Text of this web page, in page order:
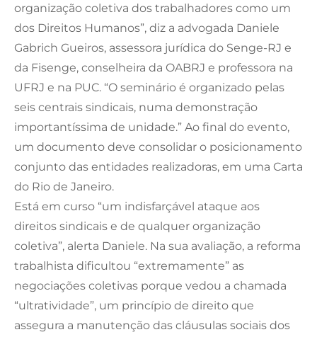
organização coletiva dos trabalhadores como um
dos Direitos Humanos”, diz a advogada Daniele
Gabrich Gueiros, assessora jurídica do Senge-RJ e
da Fisenge, conselheira da OABRJ e professora na
UFRJ e na PUC. “O seminário é organizado pelas
seis centrais sindicais, numa demonstração
importantíssima de unidade.” Ao final do evento,
um documento deve consolidar o posicionamento
conjunto das entidades realizadoras, em uma Carta
do Rio de Janeiro.
Está em curso “um indisfarçável ataque aos
direitos sindicais e de qualquer organização
coletiva”, alerta Daniele. Na sua avaliação, a reforma
trabalhista dificultou “extremamente” as
negociações coletivas porque vedou a chamada
“ultratividade”, um princípio de direito que
assegura a manutenção das cláusulas sociais dos